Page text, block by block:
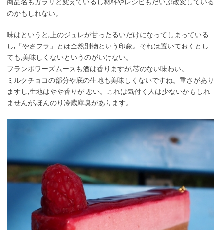
商品名もガラリと変えているし材料やレシピもだいぶ改変している
のかもしれない。
味はというと,上のジュレが甘ったるいだけになってしまっている
し,「やさフラ」とは全然別物という印象。それは置いておくとし
ても,美味しくないというのがいけない。
フランボワーズムースも酒は香りますが,芯のない味わい。
ミルクチョコの部分や底の生地も美味しくないですね。重さがあり
ますし,生地はやや香りが 悪い。これは気付く人は少ないかもしれ
ませんが,ほんのり冷蔵庫臭があります。